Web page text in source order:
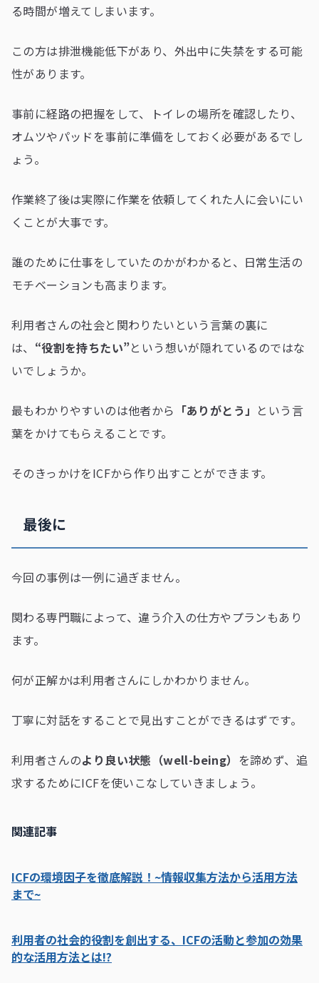
る時間が増えてしまいます。
この方は排泄機能低下があり、外出中に失禁をする可能
性があります。
事前に経路の把握をして、トイレの場所を確認したり、
オムツやパッドを事前に準備をしておく必要があるでし
ょう。
作業終了後は実際に作業を依頼してくれた人に会いにい
くことが大事です。
誰のために仕事をしていたのかがわかると、日常生活の
モチベーションも高まります。
利用者さんの社会と関わりたいという言葉の裏に
は、 “役割を持ちたい”という想いが隠れているのではな
いでしょうか。
最もわかりやすいのは他者から 「ありがとう」 という言
葉をかけてもらえることです。
そのきっかけをICFから作り出すことができます。
最後に
今回の事例は一例に過ぎません。
関わる専門職によって、違う介入の仕方やプランもあり
ます。
何が正解かは利用者さんにしかわかりません。
丁寧に対話をすることで見出すことができるはずです。
利用者さんのより良い状態（well-being） を諦めず、追
求するためにICFを使いこなしていきましょう。
関連記事
ICFの環境因子を徹底解説！~情報収集方法から活用方法
まで~
利用者の社会的役割を創出する、ICFの活動と参加の効果
的な活用方法とは!?